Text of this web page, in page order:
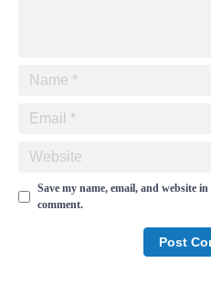
Save my name, email, and website
comment.